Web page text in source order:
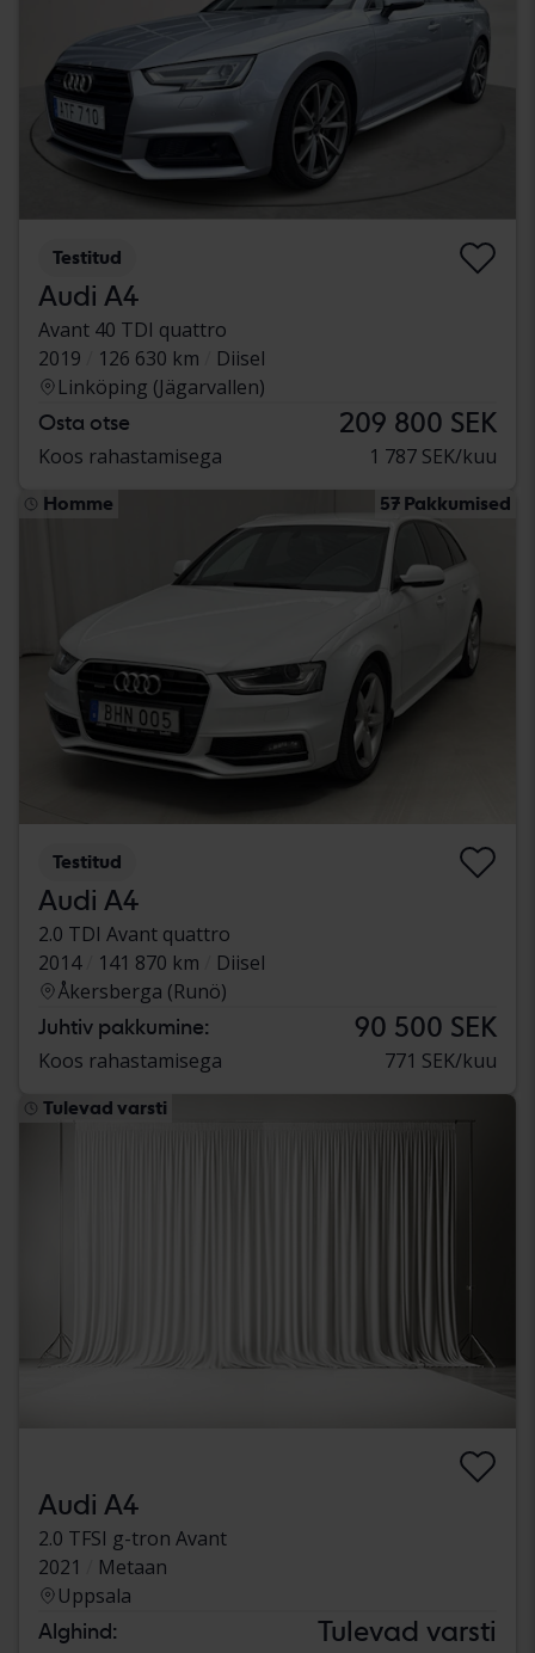
Testitud
Audi A4
Avant 40 TDI quattro
2019
126 630 km
Diisel
Linköping (Jägarvallen)
Osta otse 209 800 SEK
Koos rahastamisega 1 787 SEK/kuu
Homme 57 Pakkumised
Testitud
Audi A4
2.0 TDI Avant quattro
2014
141 870 km
Diisel
Åkersberga (Runö)
Juhtiv pakkumine: 90 500 SEK
Koos rahastamisega 771 SEK/kuu
Tulevad varsti
Audi A4
2.0 TFSI g-tron Avant
2021
Metaan
Uppsala
Alghind: Tulevad varsti